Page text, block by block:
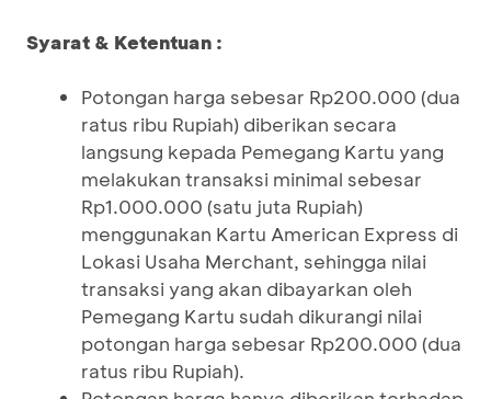
Syarat & Ketentuan :
Potongan harga sebesar Rp200.000 (dua
ratus ribu Rupiah) diberikan secara
langsung kepada Pemegang Kartu yang
melakukan transaksi minimal sebesar
Rp1.000.000 (satu juta Rupiah)
menggunakan Kartu American Express di
Lokasi Usaha Merchant, sehingga nilai
transaksi yang akan dibayarkan oleh
Pemegang Kartu sudah dikurangi nilai
potongan harga sebesar Rp200.000 (dua
ratus ribu Rupiah).